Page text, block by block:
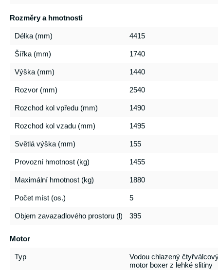
Rozměry a hmotnosti
Délka (mm) 4415
Šířka (mm) 1740
Výška (mm) 1440
Rozvor (mm) 2540
Rozchod kol vpředu (mm) 1490
Rozchod kol vzadu (mm) 1495
Světlá výška (mm) 155
Provozní hmotnost (kg) 1455
Maximální hmotnost (kg) 1880
Počet míst (os.) 5
Objem zavazadlového prostoru (l) 395
Motor
Typ
Vodou chlazený
motor boxer z lehké slitiny